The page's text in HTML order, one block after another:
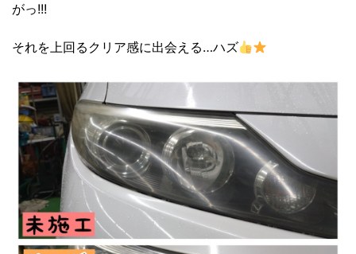
がっ!!!
それを上回るクリア感に出会える…ハズ